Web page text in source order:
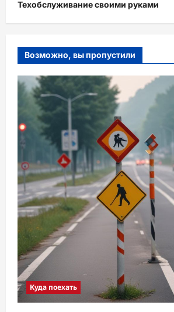
Техобслуживание своими руками
Возможно, вы пропустили
Куда поехать